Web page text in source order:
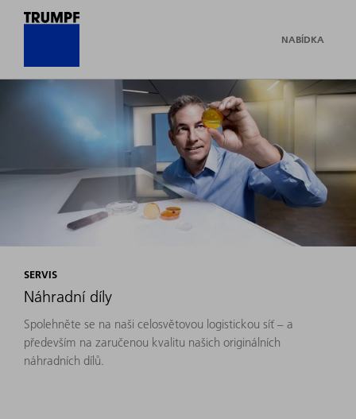
NABÍDKA
SERVIS
Náhradní díly
Spolehněte se na naši celosvětovou logistickou síť – a
především na zaručenou kvalitu našich originálních
náhradních dílů.